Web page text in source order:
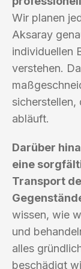
Wir planen
Aksaray
individuellen
verstehen.
sicherstellen,
abläuft.
Darüber
eine
Transport
wissen, wie
und
alles
beschädigt